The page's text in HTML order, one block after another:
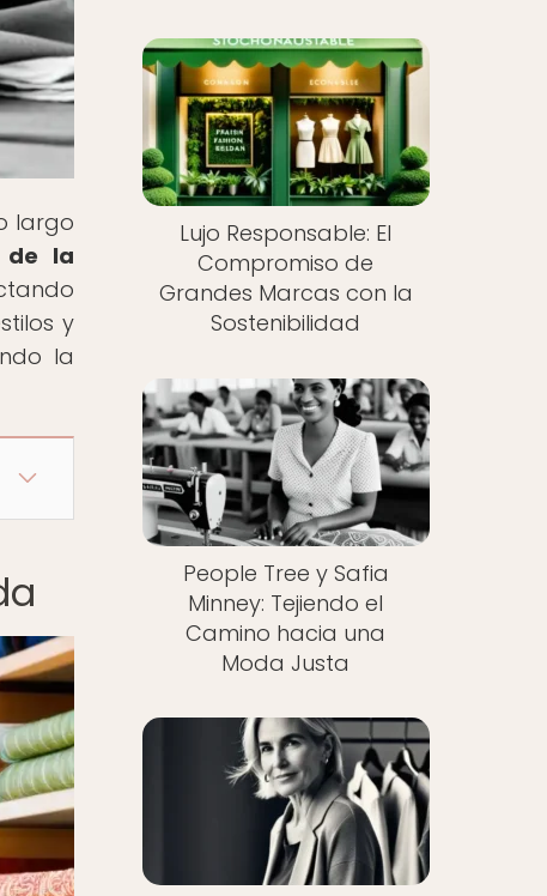
largo
de la
y
la
Lujo Responsable: El
Compromiso de
Grandes Marcas con la
Sostenibilidad
People Tree y Safia
Minney: Tejiendo el
Camino hacia una
Moda Justa